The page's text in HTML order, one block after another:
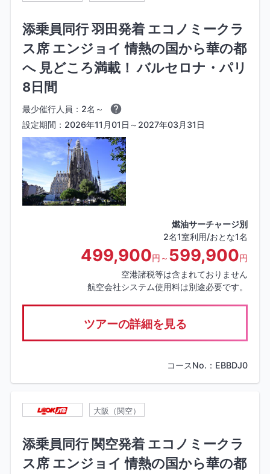
添乗員同行 羽田発着 エコノミークラ
ス席 エンジョイ 情熱の国から華の都
へ 見どころ満載！ バルセロナ・パリ
8日間
最少催行人員：2名～
設定期間：2026年11月01日～2027年03月31日
燃油サーチャージ別
2名1室利用/おとな1名
499,900円～ 599,900円
空港諸税等は含まれておりません
航空会社システム使用料は別途必要です。
ツアーの詳細を見る
コースNo.：EBBDJ0
大阪（関空）
添乗員同行 関空発着 エコノミークラ
ス席 エンジョイ 情熱の国から華の都